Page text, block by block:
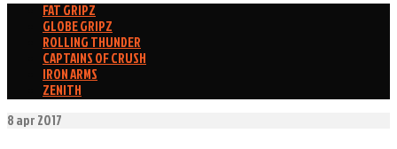
FAT GRIPZ
GLOBE GRIPZ
ROLLING THUNDER
CAPTAINS OF CRUSH
IRON ARMS
ZENITH
8apr 2017